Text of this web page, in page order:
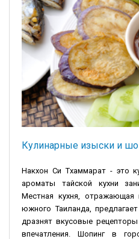
Кулинарные изыски и
Накхон Си Тхаммарат - это
ароматы тайской кухни
Местная кухня, отражающая
южного Таиланда,
дразнят вкусовые
впечатления. Шопинг в